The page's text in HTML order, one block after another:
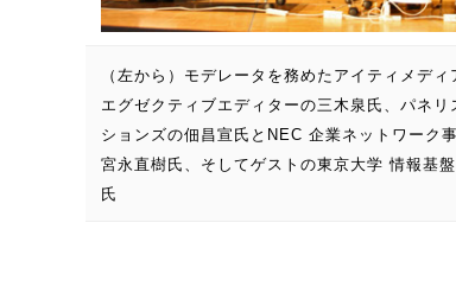
（左から）モデレータを務めたアイティメデ
エグゼクティブエディターの三木泉氏、パネ
ションズの佃昌宣氏とNEC 企業ネットワーク
宮永直樹氏、そしてゲストの東京大学 情報基
氏